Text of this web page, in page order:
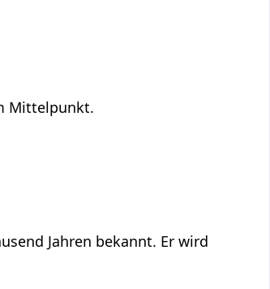
Mittelpunkt.
Jahren bekannt. Er wird